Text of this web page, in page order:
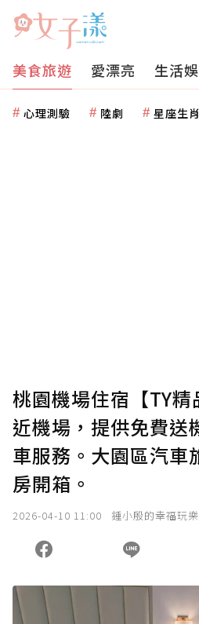
美食旅遊 愛漂亮 生活
心理測驗 陸劇 星座生肖
桃園機場住宿【TY
近機場，提供免費送
車服務。大園區汽車
房開箱。
2026-04-10 11:00 鍾小殷的幸福玩